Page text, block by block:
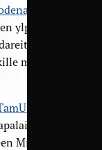
ylpeys pale
makean
TV
saa
Mika